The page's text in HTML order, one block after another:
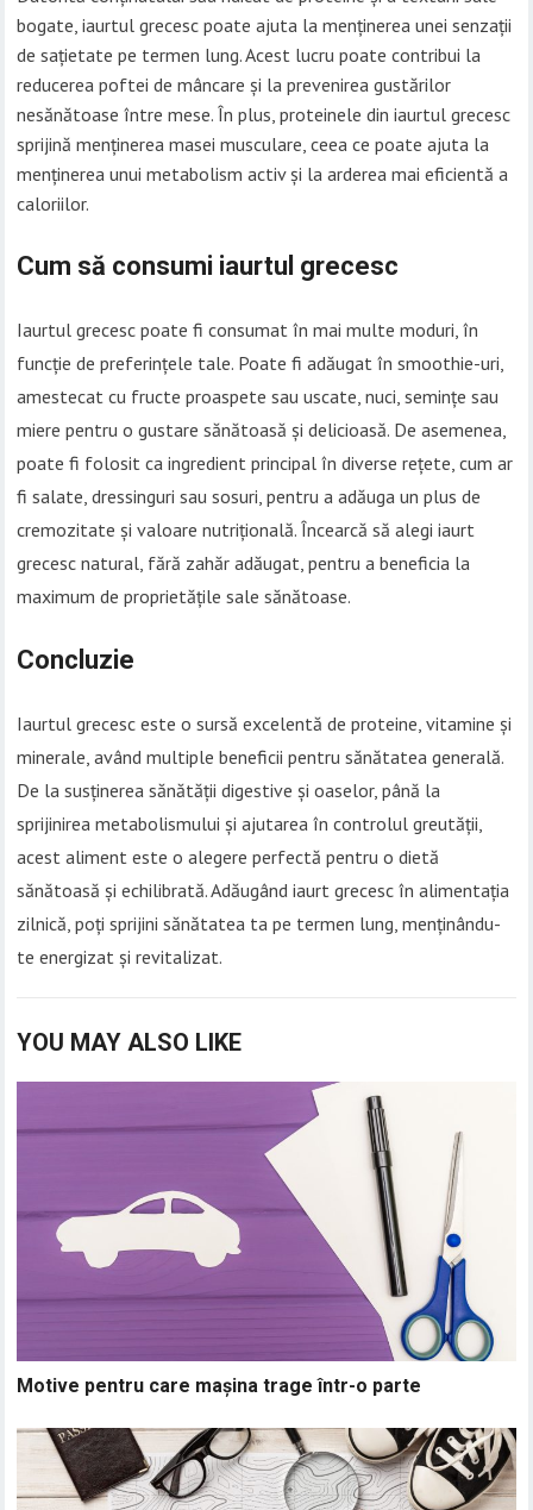
bogate, iaurtul grecesc poate ajuta la menținerea unei senzații
de sațietate pe termen lung. Acest lucru poate contribui la
reducerea poftei de mâncare și la prevenirea gustărilor
nesănătoase între mese. În plus, proteinele din iaurtul grecesc
sprijină menținerea masei musculare, ceea ce poate ajuta la
menținerea unui metabolism activ și la arderea mai eficientă a
caloriilor.
Cum să consumi iaurtul grecesc
Iaurtul grecesc poate fi consumat în mai multe moduri, în
funcție de preferințele tale. Poate fi adăugat în smoothie-uri,
amestecat cu fructe proaspete sau uscate, nuci, semințe sau
miere pentru o gustare sănătoasă și delicioasă. De asemenea,
poate fi folosit ca ingredient principal în diverse rețete, cum ar
fi salate, dressinguri sau sosuri, pentru a adăuga un plus de
cremozitate și valoare nutrițională. Încearcă să alegi iaurt
grecesc natural, fără zahăr adăugat, pentru a beneficia la
maximum de proprietățile sale sănătoase.
Concluzie
Iaurtul grecesc este o sursă excelentă de proteine, vitamine și
minerale, având multiple beneficii pentru sănătatea generală.
De la susținerea sănătății digestive și oaselor, până la
sprijinirea metabolismului și ajutarea în controlul greutății,
acest aliment este o alegere perfectă pentru o dietă
sănătoasă și echilibrată. Adăugând iaurt grecesc în alimentația
zilnică, poți sprijini sănătatea ta pe termen lung, menținându-
te energizat și revitalizat.
YOU MAY ALSO LIKE
Motive pentru care mașina trage într-o parte